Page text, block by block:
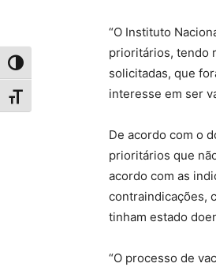
Toggle High Contrast
Toggle Font size
“O Instituto
prioritários, tendo
solicitadas, que
interesse em ser
De acordo com o
prioritários que
acordo com as
contraindicações,
tinham estado
“O processo de